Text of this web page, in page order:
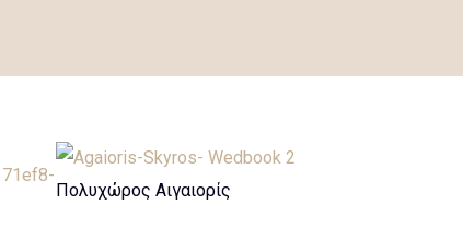
Πολυχώρος Αιγαιορίς